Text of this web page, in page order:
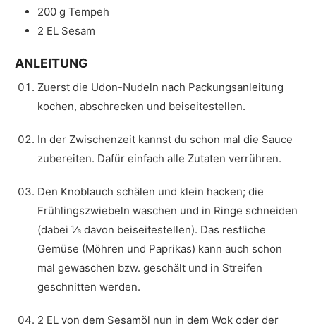
200 g Tempeh
2 EL Sesam
ANLEITUNG
Zuerst die Udon-Nudeln nach Packungsanleitung
kochen, abschrecken und beiseitestellen.
In der Zwischenzeit kannst du schon mal die Sauce
zubereiten. Dafür einfach alle Zutaten verrühren.
Den Knoblauch schälen und klein hacken; die
Frühlingszwiebeln waschen und in Ringe schneiden
(dabei ⅓ davon beiseitestellen). Das restliche
Gemüse (Möhren und Paprikas) kann auch schon
mal gewaschen bzw. geschält und in Streifen
geschnitten werden.
2 EL von dem Sesamöl nun in dem Wok oder der